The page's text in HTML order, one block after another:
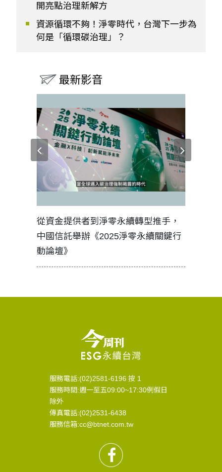
開亮點治理新解方
資源循環不夠！淨零時代，台灣下一步為
何是「循環碳治理」？
最新影音
從資金提供者到淨零永續轉型推手，
中國信託舉辦《2025淨零永續關鍵行
動論壇》
服務電話:(02)2581-6196 按 1
服務時間:週一至五09:00~17:30例假日
除外
傳真電話:(02)2531-6438
服務信箱:cc@btnet.com.tw